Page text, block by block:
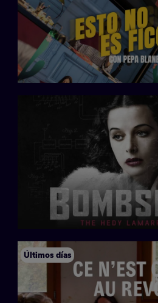
Últimos días